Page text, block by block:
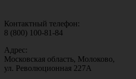
Контактный телефон:
8 (800) 100-81-84
Адрес:
Московская область, Молоково,
ул. Революционная 227А